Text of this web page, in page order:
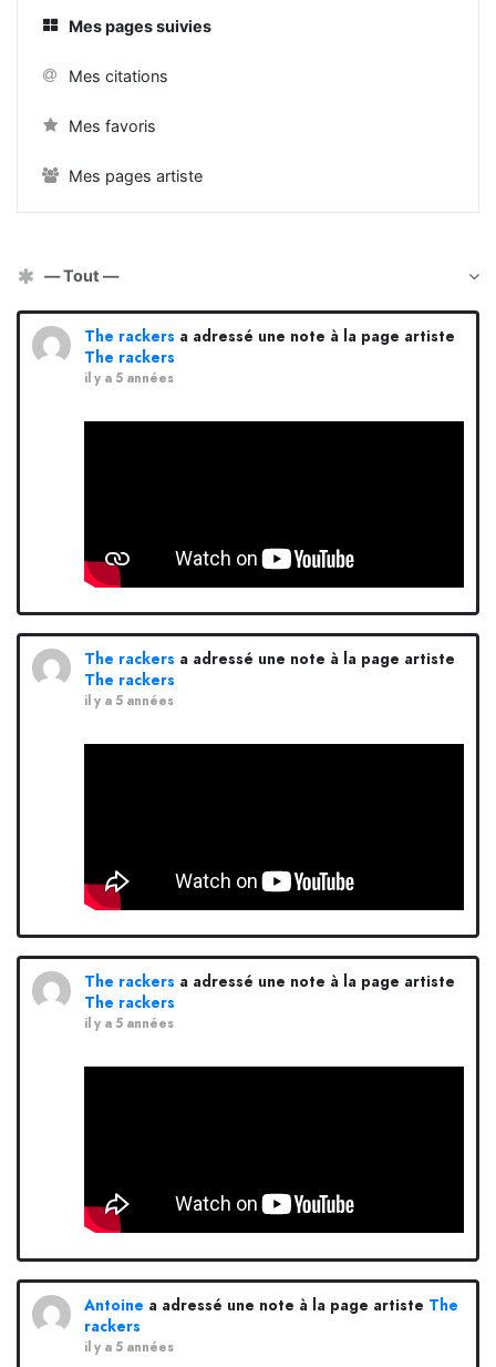
Mes pages suivies
Mes citations
Mes favoris
Mes pages artiste
The rackers a adressé une note à la page artiste
The rackers
il y a 5 années
The rackers a adressé une note à la page artiste
The rackers
il y a 5 années
The rackers a adressé une note à la page artiste
The rackers
il y a 5 années
Antoine a adressé une note à la page artiste The
rackers
il y a 5 années